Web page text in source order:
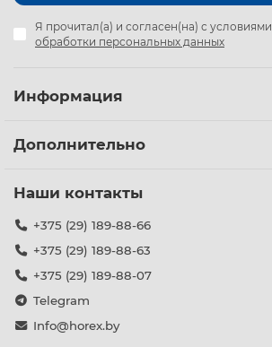
Я прочитал(а) и согласен(на) с условиями
обработки персональных данных
Информация
Дополнительно
Наши контакты
+375 (29) 189-88-66
+375 (29) 189-88-63
+375 (29) 189-88-07
Telegram
Info@horex.by